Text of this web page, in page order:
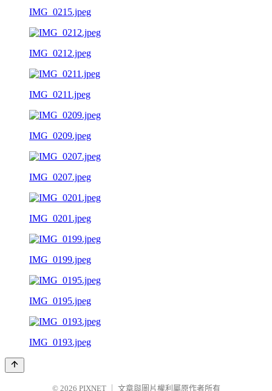
IMG_0215.jpeg
IMG_0212.jpeg
IMG_0211.jpeg
IMG_0209.jpeg
IMG_0207.jpeg
IMG_0201.jpeg
IMG_0199.jpeg
IMG_0195.jpeg
IMG_0193.jpeg
© 2026 PIXNET 文章與圖片權利屬原作者所有